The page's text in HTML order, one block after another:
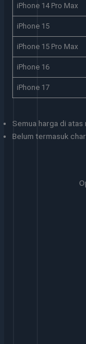
iPhone 14 Pro Max
iPhone 15
iPhone 15 Pro Max
iPhone 16
iPhone 17
Semua harga di atas
Belum termasuk